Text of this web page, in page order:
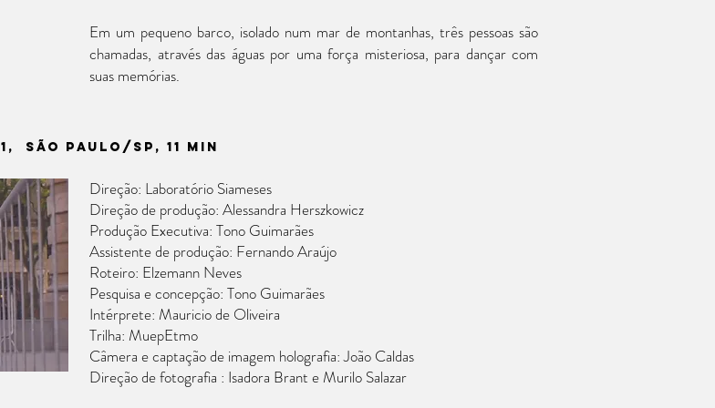
Em um pequeno barco, isolado num mar de montanhas, três pessoas são
chamadas, através das águas por uma força misteriosa, para dançar com
suas memórias.
PAULO/SP, 11 min
Direção: Laboratório Siameses
Direção de produção: Alessandra Herszkowicz
Produção Executiva: Tono Guimarães
Assistente de produção: Fernando Araújo
Roteiro: Elzemann Neves
Pesquisa e concepção: Tono Guimarães
Intérprete: Mauricio de Oliveira
Trilha: MuepEtmo
Câmera e captação de imagem holografia: João Caldas
Direção de fotografia : Isadora Brant e Murilo Salazar